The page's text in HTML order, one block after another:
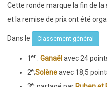
Cette ronde marque la fin de la
et la remise de prix ont été
Dans le Classement général
1 er : Ganaël avec 24
2e;Solèneavec 18,5
e